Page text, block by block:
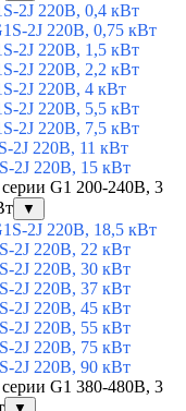
2J 220В, 0,4 кВт
2J 220В, 0,75 кВт
2J 220В, 1,5 кВт
2J 220В, 2,2 кВт
2J 220В, 4 кВт
2J 220В, 5,5 кВт
2J 220В, 7,5 кВт
2J 220В, 11 кВт
2J 220В, 15 кВт
G1 200-240В, 3
▼
2J 220В, 18,5 кВт
2J 220В, 22 кВт
2J 220В, 30 кВт
2J 220В, 37 кВт
2J 220В, 45 кВт
2J 220В, 55 кВт
2J 220В, 75 кВт
2J 220В, 90 кВт
G1 380-480В, 3